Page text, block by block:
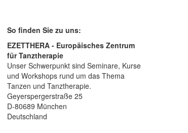
So finden Sie zu uns:
EZETTHERA - Europäisches Zentrum
für Tanztherapie
Unser Schwerpunkt sind Seminare, Kurse
und Workshops rund um das Thema
Tanzen und Tanztherapie.
Geyerspergerstraße 25
D-80689 München
Deutschland